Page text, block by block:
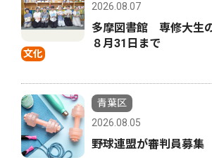
文化
2026.08.07
多摩図書館 専修大生
８月31日まで
青葉区
2026.08.05
野球連盟が審判員募集